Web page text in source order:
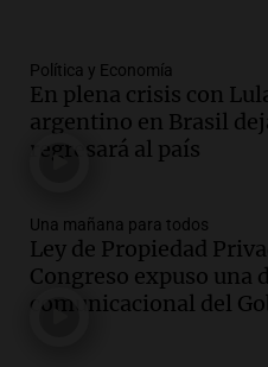
Episodios
Audio.La historia
firmó Jorge Messi
contrato de Leo
Audio.Joan
Messi hubiera
Una mañana para
Política y Economía
En plena crisis con
argentino en Brasil
regresará al país
Una mañana para todos
Ley de Propiedad
Congreso expuso una
comunicacional del